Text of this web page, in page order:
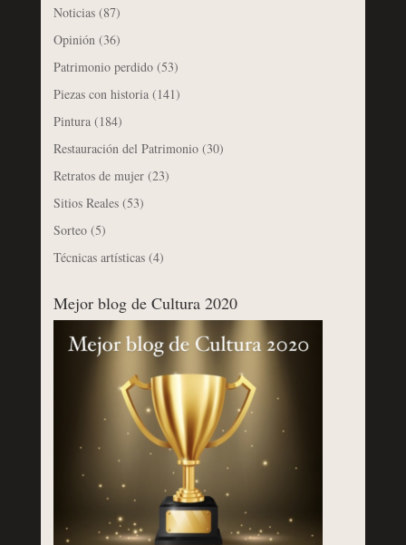
Noticias(87)
Opinión(36)
Patrimonio perdido(53)
Piezas con historia(141)
Pintura(184)
Restauración del Patrimonio(30)
Retratos de mujer(23)
Sitios Reales(53)
Sorteo(5)
Técnicas artísticas(4)
Mejor blog de Cultura 2020